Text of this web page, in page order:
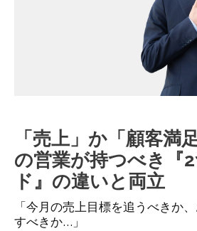
「売上」か「顧客満
の営業が持つべき『
ド』の違いと両立
「今月の売上目標を追うべきか
すべきか…」